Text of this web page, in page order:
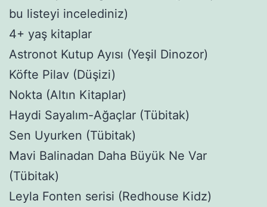
bu listeyi incelediniz)
4+ yaş kitaplar
Astronot Kutup Ayısı (Yeşil Dinozor)
Köfte Pilav (Düşizi)
Nokta (Altın Kitaplar)
Haydi Sayalım-Ağaçlar (Tübitak)
Sen Uyurken (Tübitak)
Mavi Balinadan Daha Büyük Ne Var
(Tübitak)
Leyla Fonten serisi (Redhouse Kidz)